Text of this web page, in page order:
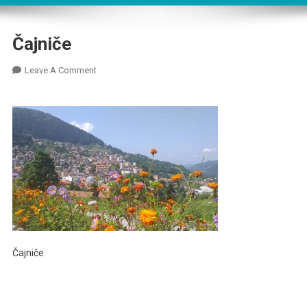
Čajniče
Leave A CommentOn
Čajniče